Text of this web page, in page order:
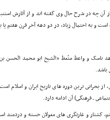
آن چه در شرح حال وى گفته اند و از آثارش
و به احتمال زیاد، در دو دهه آخر قرن هفتم
ناسک و واعظ متّعظ «الشیخ ابو محمد الحسن
باشد.
بحرانى ترین دوره هاى تاریخ ایران و اسلام
ـ فرهنگى) آن ادامه دارد.
کشتار و غارتگرى هاى مغولان خسته و